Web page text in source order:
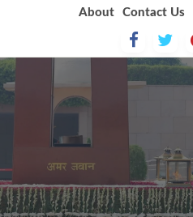
About Contact Us